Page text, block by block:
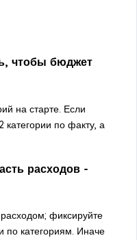
чтобы бюджет
на старте. Если
категории по факту, а
расходов -
фиксируйте
категориям. Иначе